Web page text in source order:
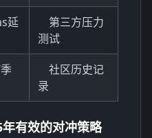
延
第三方压力
测试
社区历史记
录
有效的对冲策略